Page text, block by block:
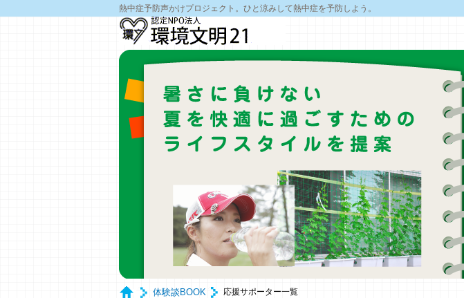
熱中症予防声かけプロジェクト。ひと涼みして熱中症を予防しよう。
体験談BOOK 応援サポーター一覧